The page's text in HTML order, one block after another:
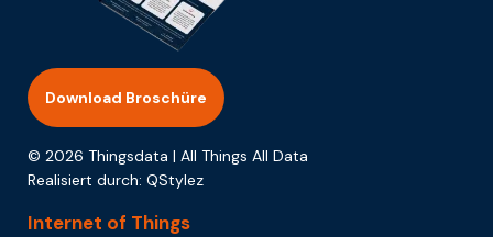
Download Broschüre
© 2026 Thingsdata | All Things All Data
Realisiert durch: QStylez
Internet of Things